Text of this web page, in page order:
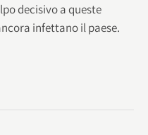
decisivo a queste
infettano il paese.